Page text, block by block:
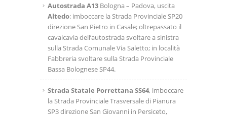
Autostrada A13 Bologna – Padova, uscita
Altedo: imboccare la Strada Provinciale SP20
direzione San Pietro in Casale; oltrepassato il
cavalcavia dell’autostrada svoltare a sinistra
sulla Strada Comunale Via Saletto; in località
Fabbreria svoltare sulla Strada Provinciale
Bassa Bolognese SP44.
Strada Statale Porrettana SS64, imboccare
la Strada Provinciale Trasversale di Pianura
SP3 direzione San Giovanni in Persiceto,